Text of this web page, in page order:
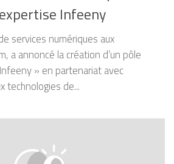
Infeeny
services numériques aux
a annoncé la création d’un pôle
» en partenariat avec
technologies de...